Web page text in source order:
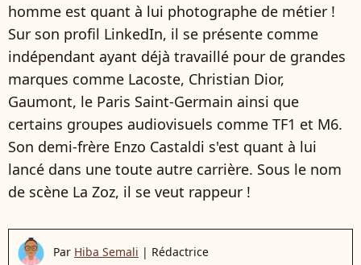
homme est quant à lui photographe de métier !
Sur son profil LinkedIn, il se présente comme
indépendant ayant déjà travaillé pour de grandes
marques comme Lacoste, Christian Dior,
Gaumont, le Paris Saint-Germain ainsi que
certains groupes audiovisuels comme TF1 et M6.
Son demi-frère Enzo Castaldi s'est quant à lui
lancé dans une toute autre carrière. Sous le nom
de scène La Zoz, il se veut rappeur !
Par Hiba Semali | Rédactrice